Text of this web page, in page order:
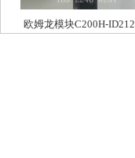
欧姆龙模块C200H-ID212